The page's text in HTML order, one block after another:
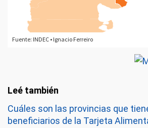
Cuáles son las provincias que
beneficiarios de la Tarjeta